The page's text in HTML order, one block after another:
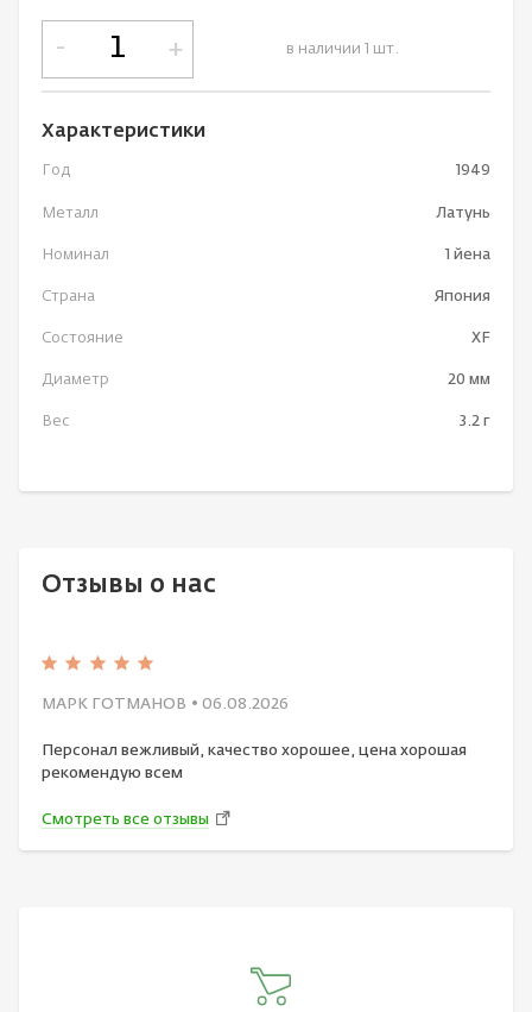
в наличии 1 шт.
- +
Характеристики
Год 1949
Металл Латунь
Номинал 1 йена
Страна Япония
Состояние XF
Диаметр 20 мм
Вес 3.2 г
Отзывы о нас
МАРК ГОТМАНОВ • 06.08.2026
Персонал вежливый, качество хорошее, цена хорошая
рекомендую всем
Смотреть все отзывы